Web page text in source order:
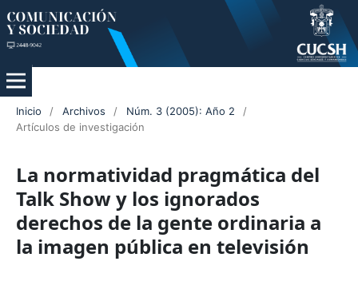
Inicio / Archivos / Núm. 3 (2005): Año 2
/
Artículos de investigación
La normatividad pragmática del
Talk Show y los ignorados
derechos de la gente ordinaria a
la imagen pública en televisión